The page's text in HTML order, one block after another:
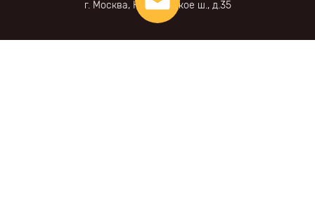
г. Москва, Коровинское ш., д.35